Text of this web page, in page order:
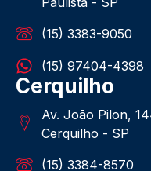
(15) 3383-9050
(15) 97404-4398
Cerquilho
Av. João Pilon,
Cerquilho - SP
(15) 3384-8570